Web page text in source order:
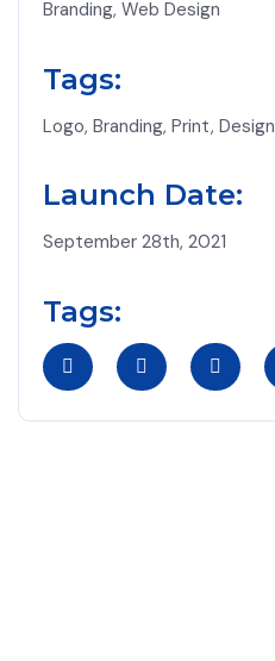
Branding, Web Design
Tags:
Logo, Branding, Print, Design
Launch Date:
September 28th, 2021
Tags: